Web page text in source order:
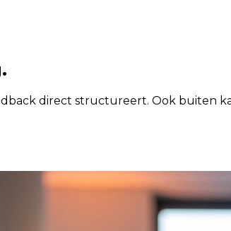
direct structureert. Ook buiten